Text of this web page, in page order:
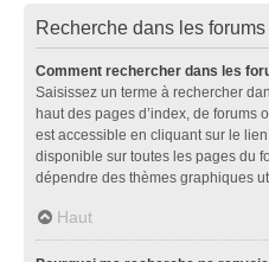
Recherche dans les forums
Comment rechercher dans les
Saisissez un terme à rechercher
haut des pages d’index, de forums
est accessible en cliquant sur le
disponible sur toutes les pages du
dépendre des thèmes graphiques
Haut